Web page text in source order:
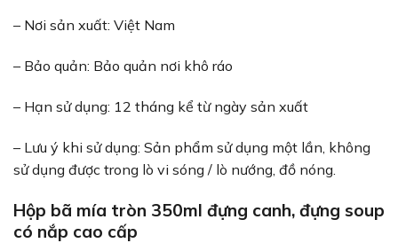
– Nơi sản xuất: Việt Nam
– Bảo quản: Bảo quản nơi khô ráo
– Hạn sử dụng: 12 tháng kể từ ngày sản xuất
– Lưu ý khi sử dụng: Sản phẩm sử dụng một lần, không
sử dụng được trong lò vi sóng / lò nướng, đồ nóng.
Hộp bã mía tròn 350ml đựng canh, đựng soup
có nắp cao cấp